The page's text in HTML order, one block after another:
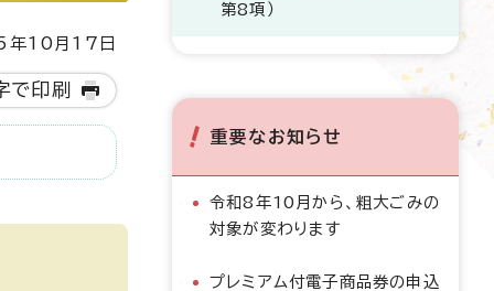
10月17日
で印刷
第8項）
重要なお知らせ
令和8年10月から、粗大ごみの
対象が変わります
プレミアム付電子商品券の申込